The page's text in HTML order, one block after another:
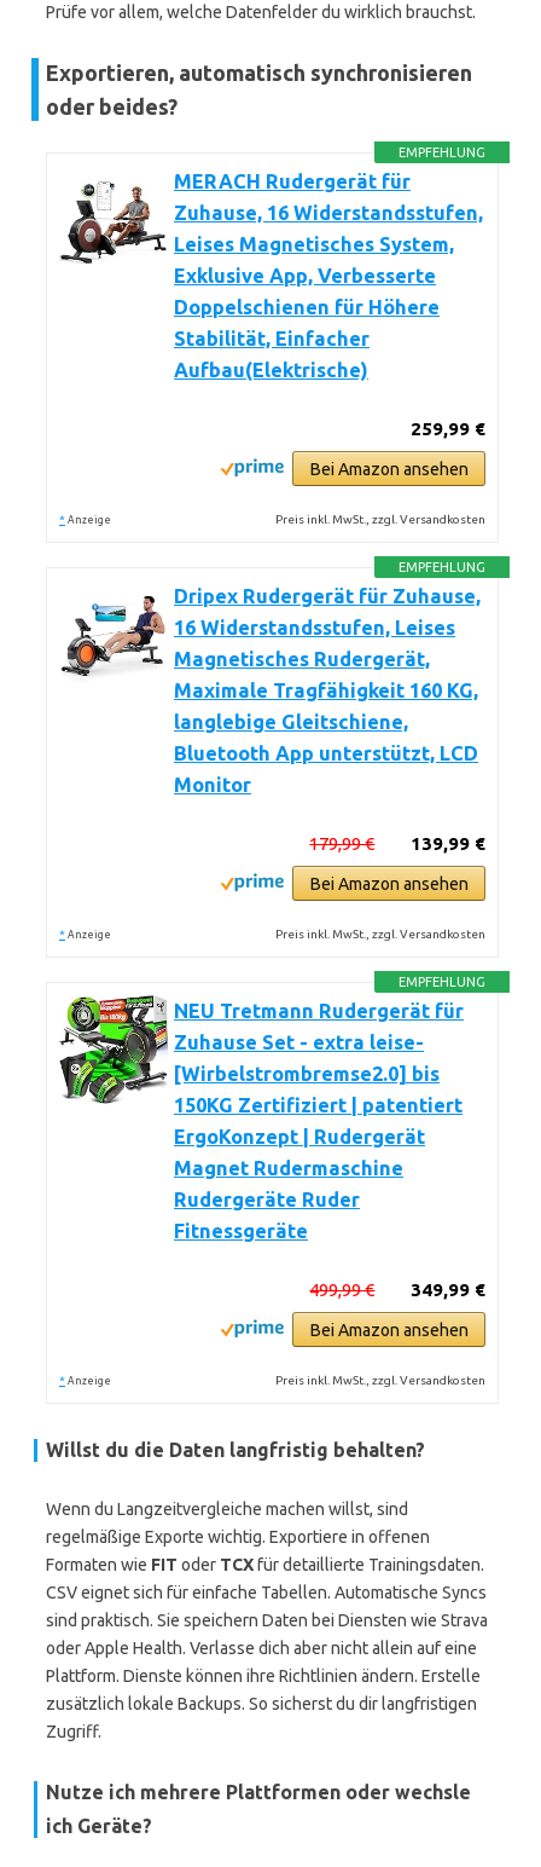
Prüfe vor allem, welche Datenfelder du wirklich brauchst.
Exportieren, automatisch synchronisieren
oder beides?
EMPFEHLUNG
MERACH Rudergerät für
Zuhause, 16 Widerstandsstufen,
Leises Magnetisches System,
Exklusive App, Verbesserte
Doppelschienen für Höhere
Stabilität, Einfacher
Aufbau(Elektrische)
259,99 €
Bei Amazon ansehen
* Anzeige Preis inkl. MwSt., zzgl. Versandkosten
EMPFEHLUNG
Dripex Rudergerät für Zuhause,
16 Widerstandsstufen, Leises
Magnetisches Rudergerät,
Maximale Tragfähigkeit 160 KG,
langlebige Gleitschiene,
Bluetooth App unterstützt, LCD
Monitor
139,99 €
179,99 €
Bei Amazon ansehen
* Anzeige Preis inkl. MwSt., zzgl. Versandkosten
EMPFEHLUNG
NEU Tretmann Rudergerät für
Zuhause Set - extra leise-
[Wirbelstrombremse2.0] bis
150KG Zertifiziert | patentiert
ErgoKonzept | Rudergerät
Magnet Rudermaschine
Rudergeräte Ruder
Fitnessgeräte
349,99 €
499,99 €
Bei Amazon ansehen
* Anzeige Preis inkl. MwSt., zzgl. Versandkosten
Willst du die Daten langfristig behalten?
Wenn du Langzeitvergleiche machen willst, sind
regelmäßige Exporte wichtig. Exportiere in offenen
Formaten wie FIT oder TCXfür detaillierte Trainingsdaten.
CSV eignet sich für einfache Tabellen. Automatische Syncs
sind praktisch. Sie speichern Daten bei Diensten wie Strava
oder Apple Health. Verlasse dich aber nicht allein auf eine
Plattform. Dienste können ihre Richtlinien ändern. Erstelle
zusätzlich lokale Backups. So sicherst du dir langfristigen
Zugriff.
Nutze ich mehrere Plattformen oder wechsle
ich Geräte?